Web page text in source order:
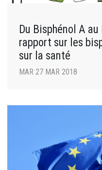
Du Bisphénol A
rapport sur les
sur la santé
MAR 27 MAR 2018